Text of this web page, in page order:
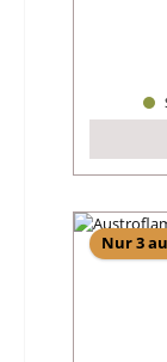
Nur 3